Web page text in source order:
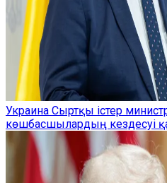
Украина Сыртқы істер
көшбасшылардың кездесуі